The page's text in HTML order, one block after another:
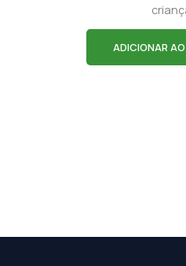
ADICIONAR